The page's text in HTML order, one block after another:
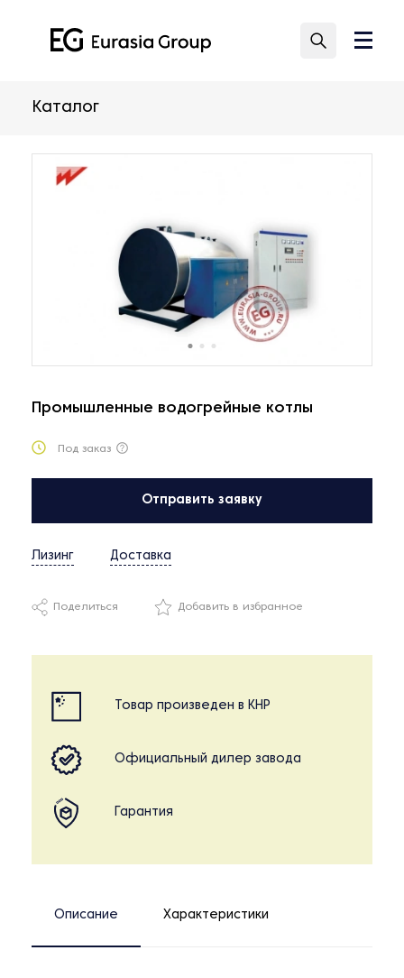
Каталог
Промышленные водогрейные котлы
Под заказ
Отправить заявку
Лизинг Доставка
Поделиться Добавить в избранное
Товар произведен в КНР
Официальный дилер завода
Гарантия
Описание Характеристики